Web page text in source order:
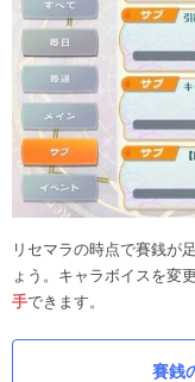
リセマラの時点で賽銭が
ょう。キャラボイスを変
手できます。
賽銭